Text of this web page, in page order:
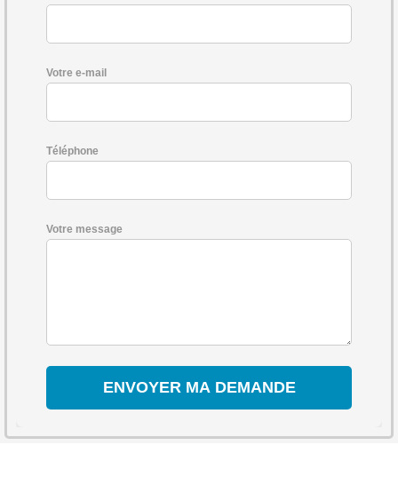
Votre e-mail
Téléphone
Votre message